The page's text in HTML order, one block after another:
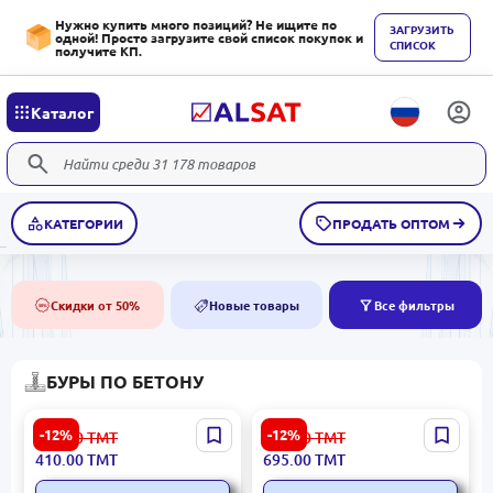
Нужно купить много позиций? Не ищите по
одной! Просто загрузите свой список покупок и
получите КП.
ЗАГРУЗИТЬ
СПИСОК
Каталог
КАТЕГОРИИ ПРОДАТЬ ОПТОМ
50% Скидки от 50% NEW Новые товары Все фильтры
БУРЫ ПО БЕТОНУ
-12%
Бур Metabo SDS-MAX
Classic 22x540 мм
(Модель: 623123000)
466.00ТМТ
410.00ТМТ
-12%
Бур METABO SDS-max P4P
(4C) 16 x 200/340 мм |
Артикул 623215000
791.00ТМТ
695.00ТМТ